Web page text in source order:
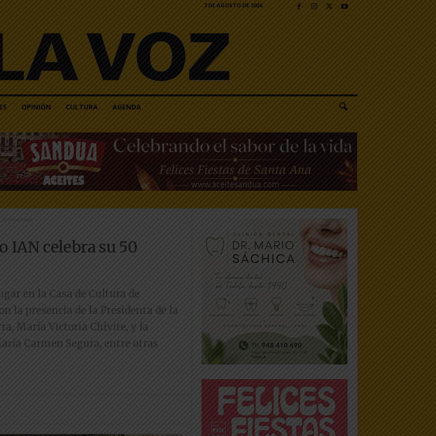
7 DE AGOSTO DE 2026
OPINIÓN CULTURA AGENDA
aniversario
IAN celebra su 50
en la Casa de Cultura de
la presencia de la Presidenta de la
María Victoria Chivite, y la
Carmen Segura, entre otras